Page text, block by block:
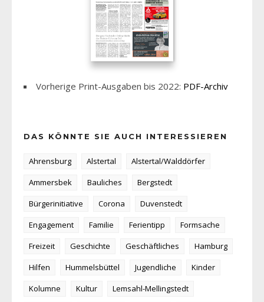
Vorherige Print-Ausgaben bis 2022: PDF-Archiv
DAS KÖNNTE SIE AUCH INTERESSIEREN
Ahrensburg Alstertal
Alstertal/Walddörfer
Ammersbek
Bauliches
Bergstedt
Bürgerinitiative
Corona
Duvenstedt
Engagement
Familie Ferientipp
Formsache
Freizeit
Geschichte Geschäftliches
Hamburg
Hilfen
Hummelsbüttel Jugendliche
Kinder
Kolumne
Kultur
Lemsahl-Mellingstedt